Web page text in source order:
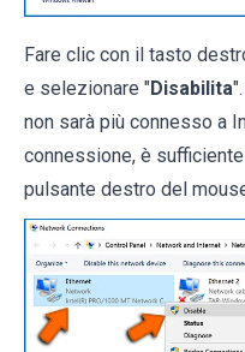
Fare clic con il tasto
e selezionare "Disabilita
non sarà più connesso a
connessione, è
pulsante destro del